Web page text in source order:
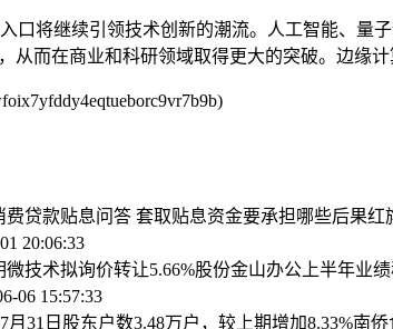
口将继续引领技术创新的潮流。人工智能、量
从而在商业和科研领域取得更大的突破。边缘
费贷款贴息问答 套取贴息资金要承担哪些后果红
20:06:33
技术拟询价转让5.66%股份金山办公上半年业
06 15:57:33
月31日股东户数3.48万户，较上期增加8.33%南侨